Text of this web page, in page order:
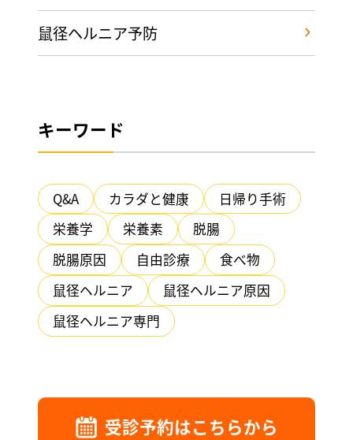
鼠径ヘルニア予防
キーワード
Q&A カラダと健康
日帰り手術
栄養学
栄養素
脱腸
脱腸原因
自由診療
食べ物
鼠径ヘルニア
鼠径ヘルニア原因
鼠径ヘルニア専門
受診予約はこちらから